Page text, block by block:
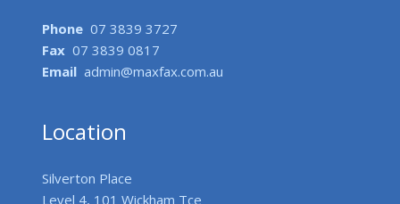
Phone 07 3839 3727
Fax 07 3839 0817
Email admin@maxfax.com.au
Location
Silverton Place
Level 4, 101 Wickham Tce